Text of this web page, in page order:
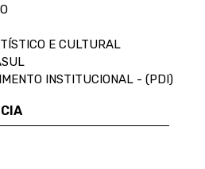
E CULTURAL
INSTITUCIONAL - (PDI)